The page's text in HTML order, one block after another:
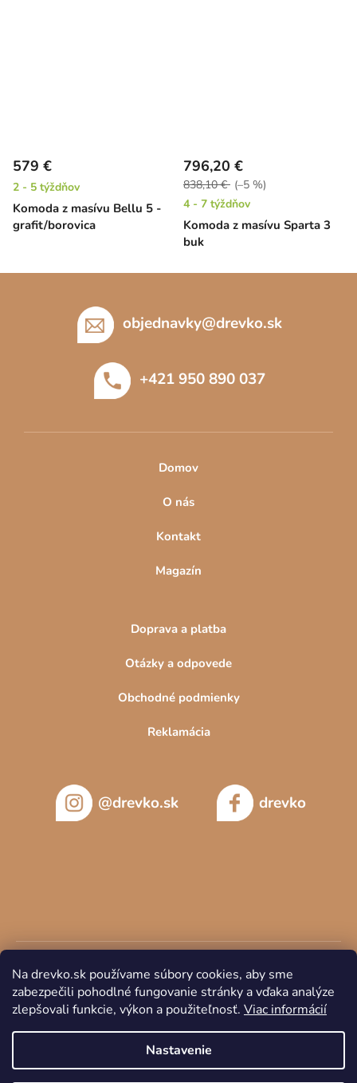
Na drevko.sk používame súbory cookies, aby sme
zabezpečili pohodlné fungovanie stránky a vďaka analýze
zlepšovali funkcie, výkon a použiteľnosť. Viac informácií
Nastavenie
Komoda z masívu Bellu 5 -
grafit/borovica
579 €
2 - 5 týždňov
Komoda z masívu Sparta 3
buk
796,20 €
838,10 € (–5 %)
4 - 7 týždňov
objednavky@drevko.sk
+421 950 890 037
Domov
O nás
Kontakt
Magazín
Doprava a platba
Otázky a odpovede
Obchodné podmienky
Reklamácia
@drevko.sk drevko